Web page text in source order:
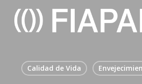
main
Calidad de Vida